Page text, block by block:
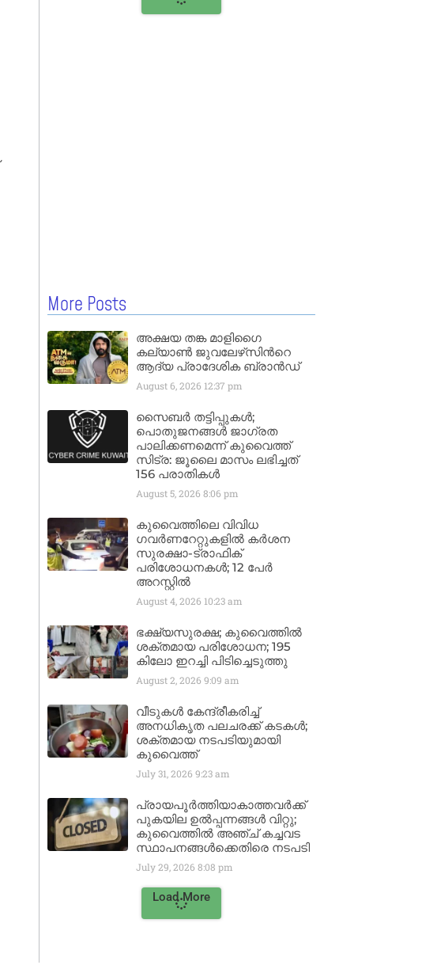
More Posts
അക്ഷയ തങ്ക മാളിഗൈ
കല്യാണ്‍ ജുവലേഴ്‌സിന്‍റെ
ആദ്യ പ്രാദേശിക ബ്രാന്‍ഡ്
August 6, 2026 12:37 pm
സൈബർ തട്ടിപ്പുകൾ;
പൊതുജനങ്ങൾ ജാഗ്രത
പാലിക്കണമെന്ന് കുവൈത്ത്
സിട്ര: ജൂലൈ മാസം ലഭിച്ചത്
156 പരാതികൾ
August 5, 2026 8:06 pm
കുവൈത്തിലെ വിവിധ
ഗവർണറേറ്റുകളിൽ കർശന
സുരക്ഷാ-ട്രാഫിക്
പരിശോധനകൾ; 12 പേർ
അറസ്റ്റിൽ
August 4, 2026 10:23 am
ഭക്ഷ്യസുരക്ഷ; കുവൈത്തിൽ
ശക്തമായ പരിശോധന; 195
കിലോ ഇറച്ചി പിടിച്ചെടുത്തു
August 2, 2026 9:09 am
വീടുകൾ കേന്ദ്രീകരിച്ച്
അനധികൃത പലചരക്ക് കടകൾ;
ശക്തമായ നടപടിയുമായി
കുവൈത്ത്
July 31, 2026 9:23 am
പ്രായപൂർത്തിയാകാത്തവർക്ക്
പുകയില ഉൽപ്പന്നങ്ങൾ വിറ്റു;
കുവൈത്തിൽ അഞ്ച് കച്ചവട
സ്ഥാപനങ്ങൾക്കെതിരെ നടപടി
July 29, 2026 8:08 pm
Load More